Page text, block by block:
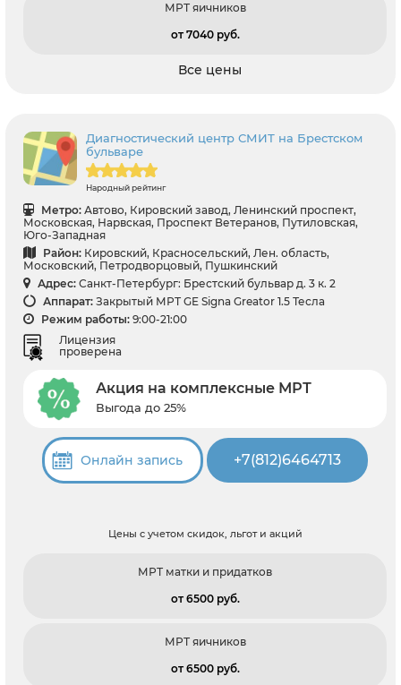
МРТ яичников
от 7040 pуб.
Все цены
Диагностический центр СМИТ на Брестском
бульваре
Народный рейтинг
Метро: Автово, Кировский завод, Ленинский проспект,
Московская, Нарвская, Проспект Ветеранов, Путиловская,
Юго-Западная
Район: Кировский, Красносельский, Лен. область,
Московский, Петродворцовый, Пушкинский
Адрес: Санкт-Петербург: Брестский бульвар д. 3 к. 2
Аппарат: Закрытый МРТ GE Signa Greator 1.5 Тесла
Режим работы: 9:00-21:00
Лицензия
проверена
Акция на комплексные МРТ
Выгода до 25%
Онлайн запись +7(812)6464713
Цены с учетом скидок, льгот и акций
МРТ матки и придатков
от 6500 pуб.
МРТ яичников
от 6500 pуб.